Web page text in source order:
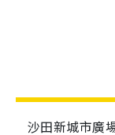
沙田新城市廣